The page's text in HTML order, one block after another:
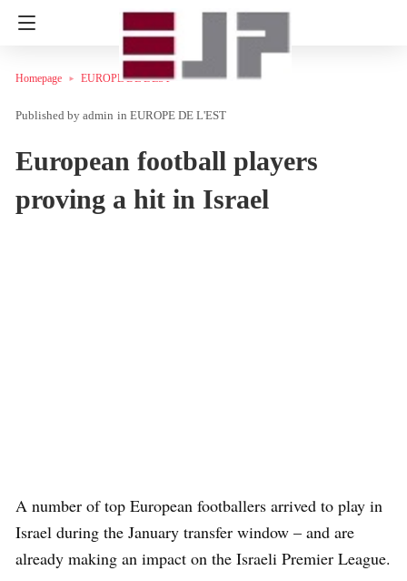
Homepage EUROPE DE L'EST
admin in EUROPE DE L'EST
European football players
proving a hit in Israel
A number of top European footballers arrived to play in
Israel during the January transfer window – and are
already making an impact on the Israeli Premier League.